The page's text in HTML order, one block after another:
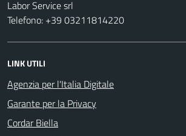
Labor Service srl
Telefono: +39 03211814220
LINK UTILI
Agenzia per l'Italia Digitale
Garante per la Privacy
Cordar Biella